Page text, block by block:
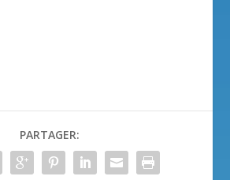
PARTAGER: